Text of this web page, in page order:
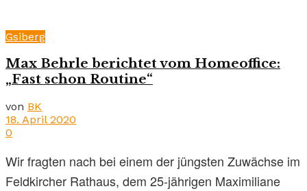
Gsiberg
Max Behrle berichtet vom Homeoffice:
„Fast schon Routine“
von BK
18. April 2020
0
Wir fragten nach bei einem der jüngsten Zuwächse im
Feldkircher Rathaus, dem 25-jährigen Maximiliane